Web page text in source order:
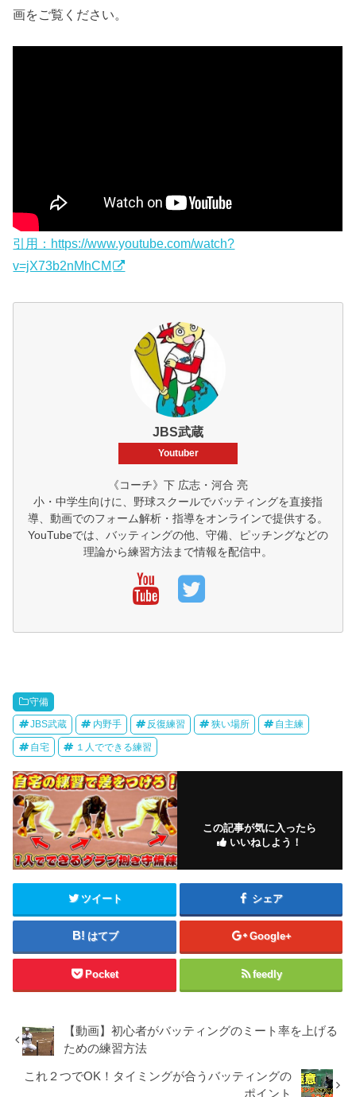
画をご覧ください。
引用：https://www.youtube.com/watch?
v=jX73b2nMhCM
JBS武蔵
Youtuber
《コーチ》下 広志・河合 亮
小・中学生向けに、野球スクールでバッティングを直接指
導、動画でのフォーム解析・指導をオンラインで提供する。
YouTubeでは、バッティングの他、守備、ピッチングなどの
理論から練習方法まで情報を配信中。
守備
JBS武蔵 内野手 反復練習 狭い場所 自主練
自宅 １人でできる練習
この記事が気に入ったら
いいねしよう！
ツイート シェア
はてブ Google+
Pocket feedly
【動画】初心者がバッティングのミート率を上げる
ための練習方法
これ２つでOK！タイミングが合うバッティングの
ポイント